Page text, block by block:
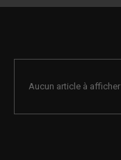
Aucun article à afficher